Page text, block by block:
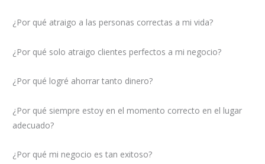
¿Por qué atraigo a las personas correctas a mi vida?
¿Por qué solo atraigo clientes perfectos a mi negocio?
¿Por qué logré ahorrar tanto dinero?
¿Por qué siempre estoy en el momento correcto en el lugar
adecuado?
¿Por qué mi negocio es tan exitoso?